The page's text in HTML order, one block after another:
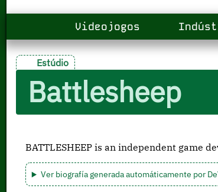
Videojogos
Estúdio
Battlesheep
BATTLESHEEP is an independent game
Ver biografía generada automáticamente por